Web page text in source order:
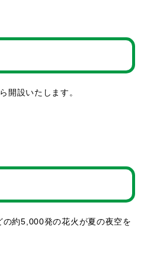
開設いたします。
約5,000発の花火が夏の夜空を